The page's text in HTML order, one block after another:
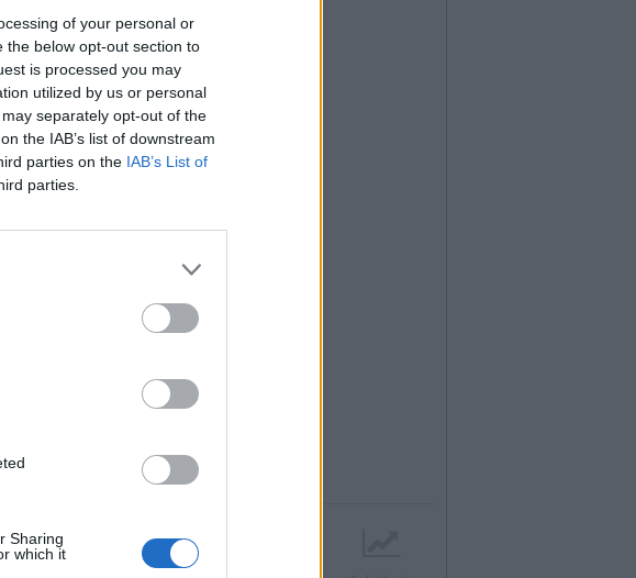
of your personal or
the below opt-out section to
is processed you may
utilized by us or personal
separately opt-out of the
the IAB’s list of downstream
parties on the IAB’s List of
parties.
Sharing
which it